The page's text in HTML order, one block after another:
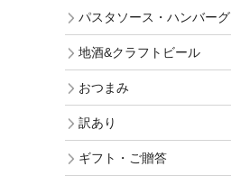
パスタソース・ハンバーグ
地酒&クラフトビール
おつまみ
訳あり
ギフト・ご贈答